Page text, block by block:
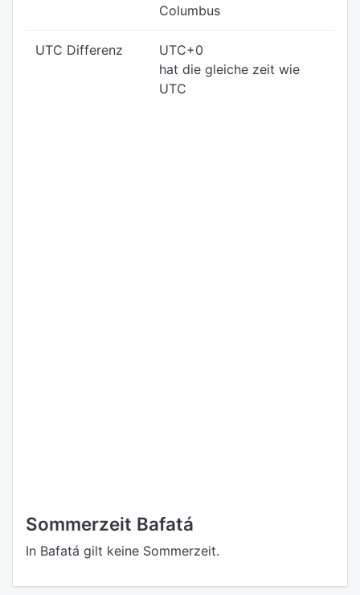
Columbus
UTC Differenz
UTC+0
hat die gleiche zeit wie
UTC
Sommerzeit Bafatá
In Bafatá gilt keine Sommerzeit.